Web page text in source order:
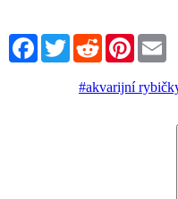
FacebookTwitterRedditPinterest
#akvarijní